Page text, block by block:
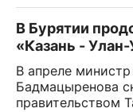
В Бурятии
«Казань -
В апреле
Бадмацыренова
правительством